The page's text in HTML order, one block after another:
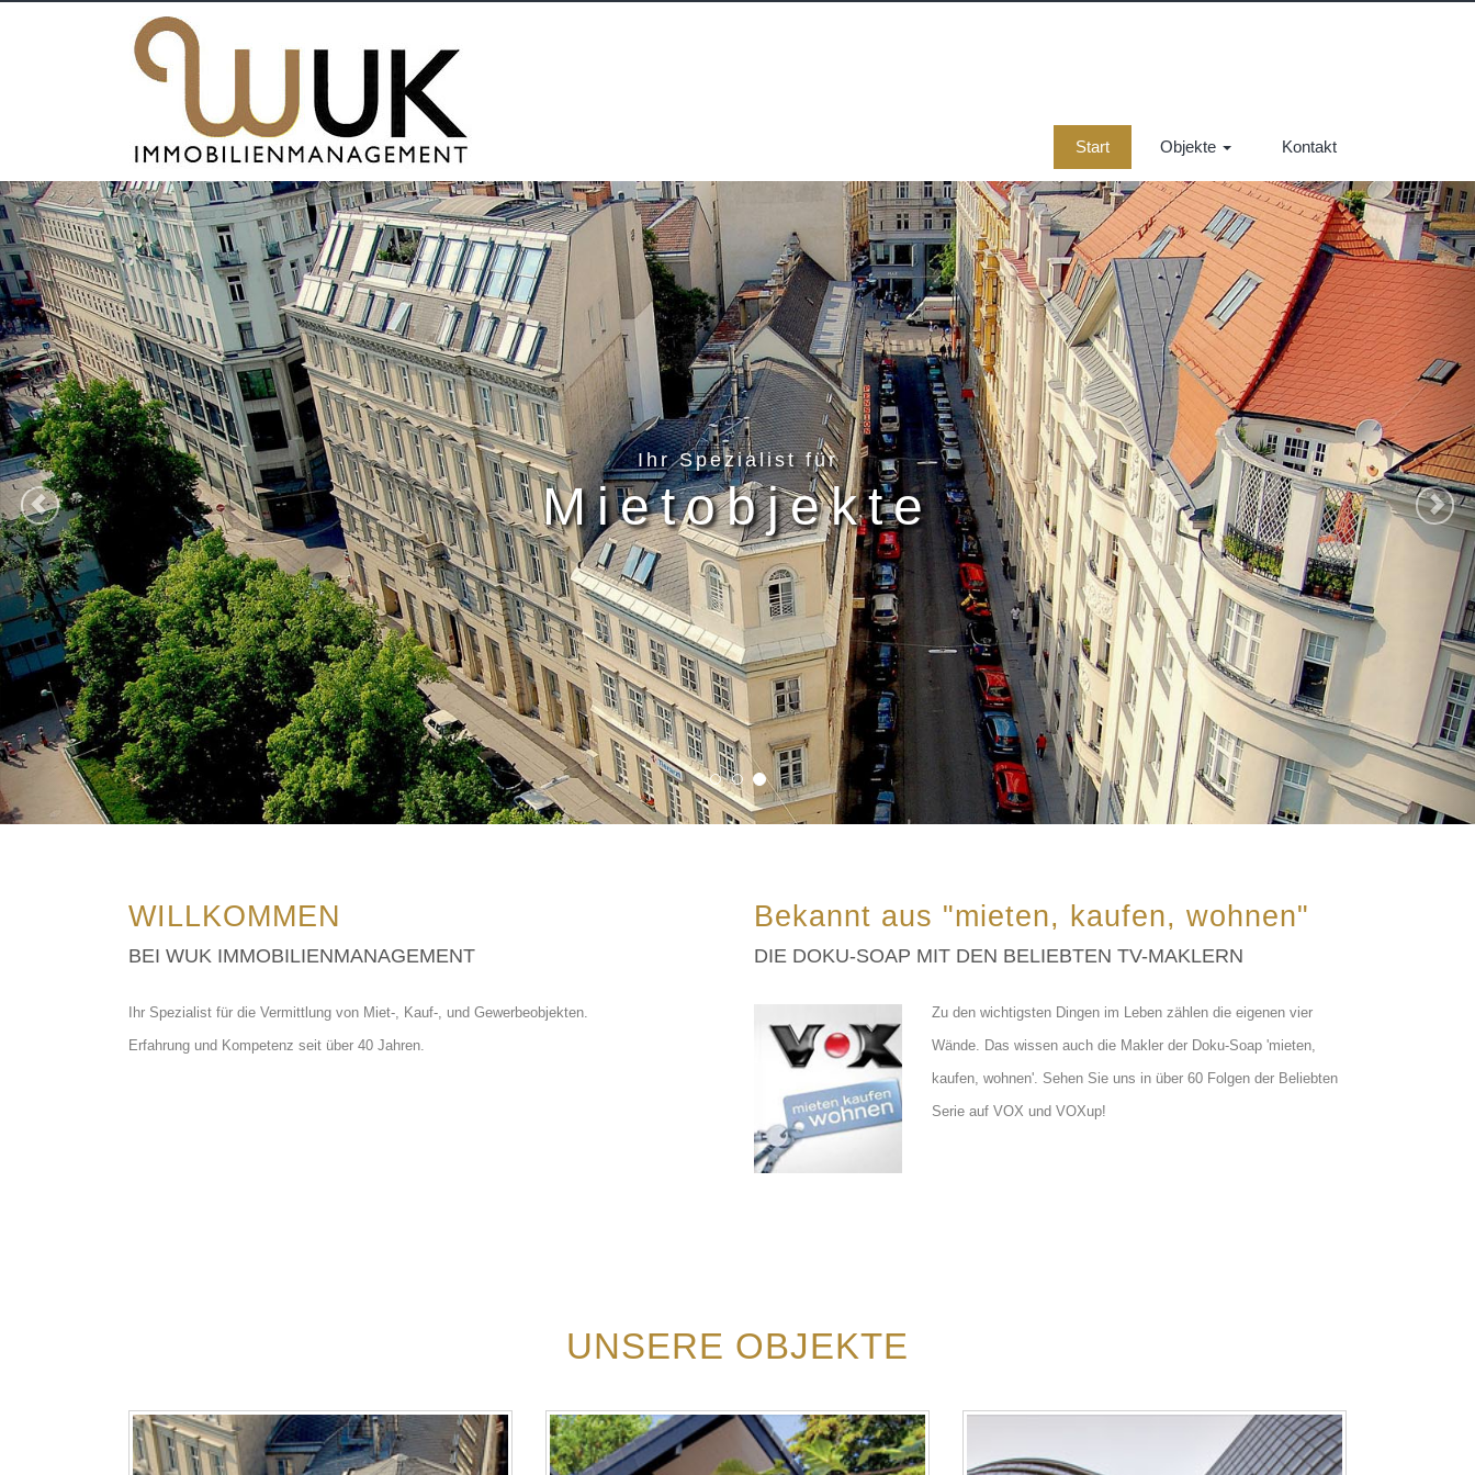
Start Objekte Kontakt
Ihr Spezialist für
Kaufobjekte
Previous
WILLKOMMEN
BEI WUK IMMOBILIENMANAGEMENT
Ihr Spezialist für die Vermittlung von Miet-, Kauf-, und Gewerbeobjekten.
Erfahrung und Kompetenz seit über 40 Jahren.
Bekannt aus "mieten, kaufen, wohnen"
DIE DOKU-SOAP MIT DEN BELIEBTEN TV-MAKLERN
Zu den wichtigsten Dingen im Leben zählen die eigenen vier
Wände. Das wissen auch die Makler der Doku-Soap 'mieten,
kaufen, wohnen'. Sehen Sie uns in über 60 Folgen der Beliebten
Serie auf VOX und VOXup!
UNSERE OBJEKTE